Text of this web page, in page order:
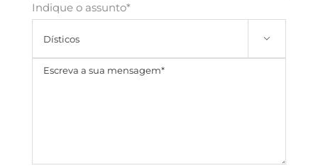
Indique o assunto*
